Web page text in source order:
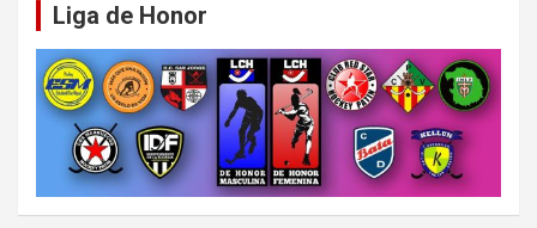
Liga de Honor